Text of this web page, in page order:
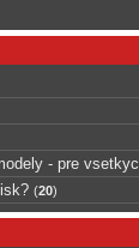
- pre
(20)